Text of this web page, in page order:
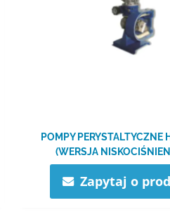
POMPY PERYSTALTYCZNE
(WERSJA
Zapytaj o